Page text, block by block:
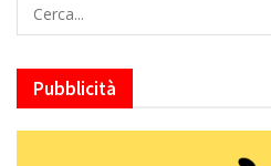
Pubblicità